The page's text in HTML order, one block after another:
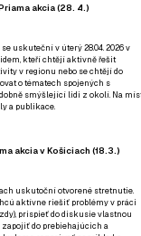
akcia (28. 4.)
uskuteční v úterý 28.04. 2026 v
kteří chtějí aktivně řešit
v regionu nebo se chtějí do
o tématech spojených s
smýšlející lidi z okolí. Na
a publikace.
akcia v Košiciach (18.3.)
uskutoční otvorené stretnutie.
aktívne riešiť problémy v práci
prispieť do diskusie vlastnou
do prebiehajúcich a